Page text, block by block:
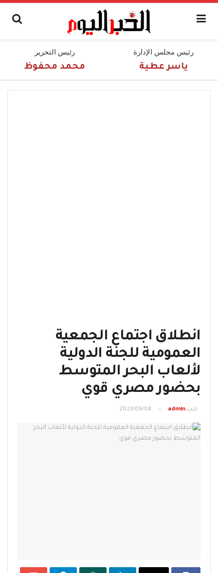
رئيس مجلس الإدارة
ياسر عطية
رئيس التحرير
محمد محفوظ
انطلاق اجتماع الجمعية
العمومية للجنة الدولية
لألعاب البحر المتوسط
بحضور مصري قوي
كتب admin
2023/09/08